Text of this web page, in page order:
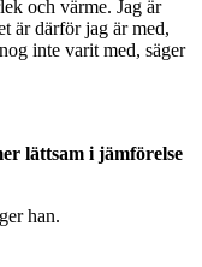
och värme. Jag är
är därför jag är med,
inte varit med, säger
lättsam i jämförelse
han.